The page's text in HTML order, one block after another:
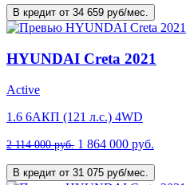
В кредит от 34 659 руб/мес.
HYUNDAI Creta 2021
Active
1.6 6AКП (121 л.с.) 4WD
2 114 000 руб. 1 864 000 руб.
В кредит от 31 075 руб/мес.